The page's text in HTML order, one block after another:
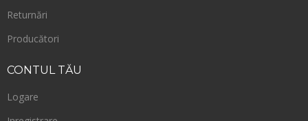
Returnări
Producători
CONTULTĂU
Logare